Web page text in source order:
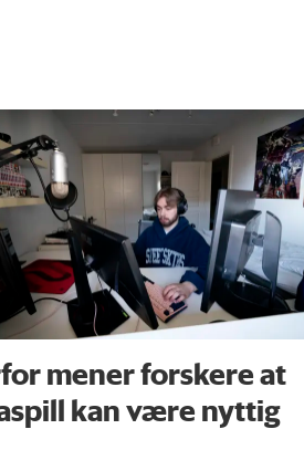
mener forskere at
kan være nyttig